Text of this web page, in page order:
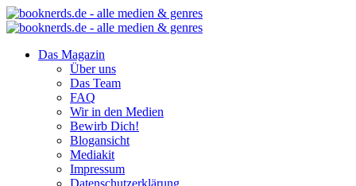
Das Magazin
Über uns
Das Team
FAQ
Wir in den Medien
Bewirb Dich!
Blogansicht
Mediakit
Impressum
Datenschutzerklärung